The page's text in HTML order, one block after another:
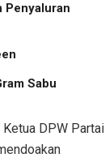
Penyaluran
Sabu
DPW Partai